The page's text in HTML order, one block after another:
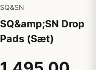
SQ&SN
SQ&amp;SN Drop
Pads (Sæt)